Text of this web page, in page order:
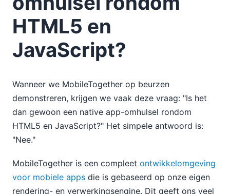
HTML5 en
JavaScript?
Wanneer we MobileTogether op beurzen
demonstreren, krijgen we vaak deze vraag: "Is het
dan gewoon een native app-omhulsel rondom
HTML5 en JavaScript?" Het simpele antwoord is:
"Nee."
MobileTogether is een compleet ontwikkelomgeving
voor mobiele apps die is gebaseerd op onze eigen
rendering- en verwerkingsengine. Dit geeft ons veel